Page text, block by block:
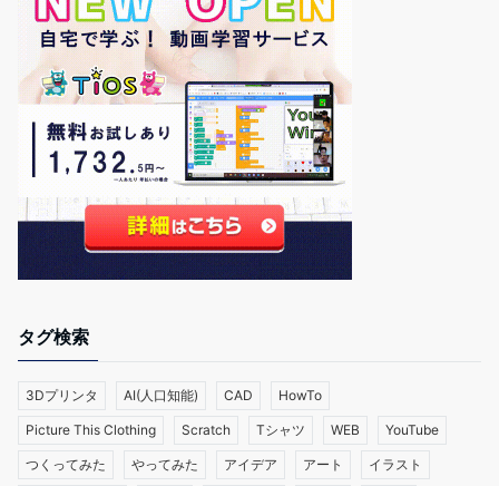
タグ検索
3Dプリンタ AI(人口知能) CAD HowTo
Picture This Clothing Scratch Tシャツ WEB YouTube
つくってみた やってみた アイデア アート イラスト